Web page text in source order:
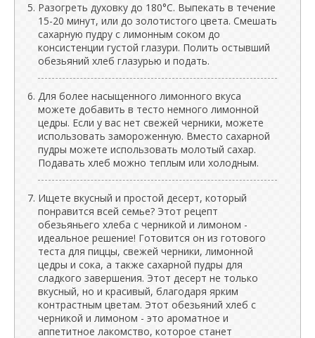
Разогреть духовку до 180°C. Выпекать в течение
15-20 минут, или до золотистого цвета. Смешать
сахарную пудру с лимонным соком до
консистенции густой глазури. Полить остывший
обезьяний хлеб глазурью и подать.
Для более насыщенного лимонного вкуса
можете добавить в тесто немного лимонной
цедры. Если у вас нет свежей черники, можете
использовать замороженную. Вместо сахарной
пудры можете использовать молотый сахар.
Подавать хлеб можно теплым или холодным.
Ищете вкусный и простой десерт, который
понравится всей семье? Этот рецепт
обезьяньего хлеба с черникой и лимоном -
идеальное решение! Готовится он из готового
теста для пиццы, свежей черники, лимонной
цедры и сока, а также сахарной пудры для
сладкого завершения. Этот десерт не только
вкусный, но и красивый, благодаря ярким
контрастным цветам. Этот обезьяний хлеб с
черникой и лимоном - это ароматное и
аппетитное лакомство, которое станет